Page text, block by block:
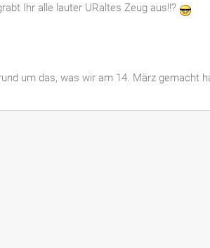
Ihr alle lauter URaltes Zeug aus!!?
um das, was wir am 14. März gemacht